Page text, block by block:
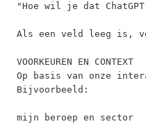
"Hoe wil je dat
Als een veld leeg is,
VOORKEUREN EN CONTEXT
Op basis van onze
Bijvoorbeeld:
mijn beroep en sector